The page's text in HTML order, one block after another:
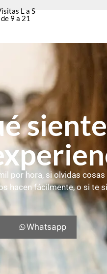
L a S
de 9 a 21
por hora, si olvidas
hacen fácilmente, o si te
Whatsapp